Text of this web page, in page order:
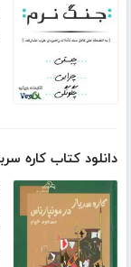
دانلود کتاب کاره